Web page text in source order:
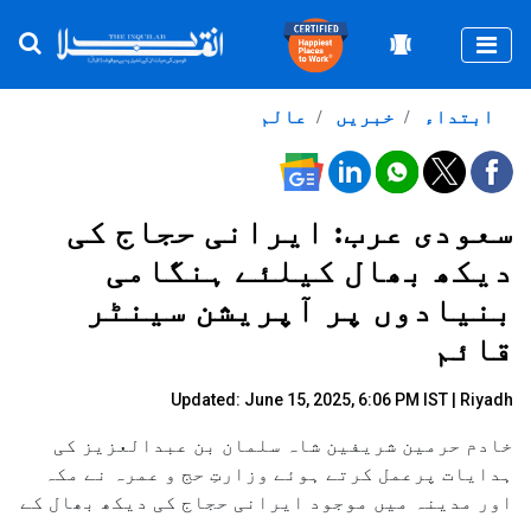
عالم خبریں ابتداء
سعودی عرب: ایرانی حجاج کی
دیکھ بھال کیلئے ہنگامی
بنیادوں پر آپریشن سینٹر
قائم
Updated: June 15, 2025, 6:06 PM IST | Riyadh
خادم حرمین شریفین شاہ سلمان بن عبدالعزیز کی
ہدایات پرعمل کرتے ہوئے وزارتِ حج و عمرہ نے مکہ
اور مدینہ میں موجود ایرانی حجاج کی دیکھ بھال کے